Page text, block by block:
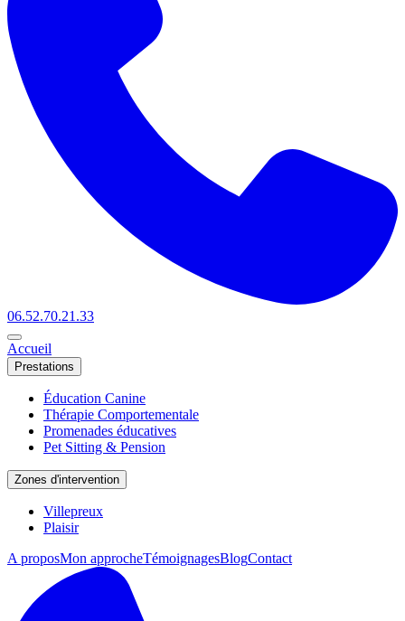
06.52.70.21.33
Accueil
Prestations
Éducation Canine
Thérapie Comportementale
Promenades éducatives
Pet Sitting & Pension
Zones d'intervention
Villepreux
Plaisir
A proposMon approcheTémoignagesBlogContact